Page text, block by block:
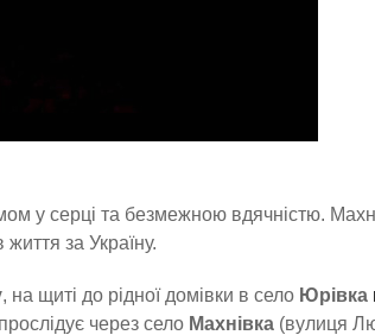
у серці та безмежною вдячністю.
за Україну.
, на щиті до рідної домівки в село Юрівка
через село Махнівка(вулиця